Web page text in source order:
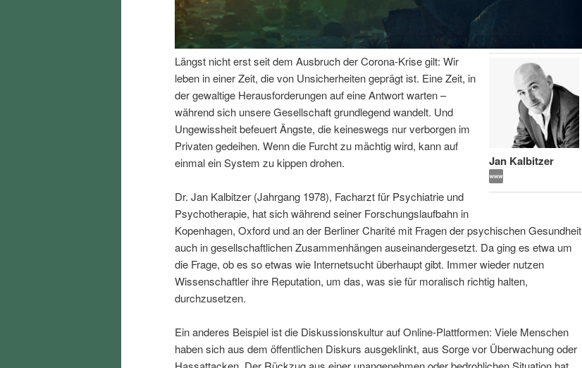
I
s
p
r
i
n
e
l
t
s
p
r
Jan Kalbitzer
Längst nicht erst seit dem Ausbruch der Corona-Krise gilt: Wir
leben in einer Zeit, die von Unsicherheiten geprägt ist. Eine Zeit, in
der gewaltige Herausforderungen auf eine Antwort warten –
während sich unsere Gesellschaft grundlegend wandelt. Und
Ungewissheit befeuert Ängste, die keineswegs nur verborgen im
Privaten gedeihen. Wenn die Furcht zu mächtig wird, kann auf
einmal ein System zu kippen drohen.
Dr. Jan Kalbitzer (Jahrgang 1978), Facharzt für Psychiatrie und
Psychotherapie, hat sich während seiner Forschungslaufbahn in
Kopenhagen, Oxford und an der Berliner Charité mit Fragen der psychischen Gesundheit
auch in gesellschaftlichen Zusammenhängen auseinandergesetzt. Da ging es etwa um
die Frage, ob es so etwas wie Internetsucht überhaupt gibt. Immer wieder nutzen
Wissenschaftler ihre Reputation, um das, was sie für moralisch richtig halten,
durchzusetzen.
Ein anderes Beispiel ist die Diskussionskultur auf Online-Plattformen: Viele Menschen
haben sich aus dem öffentlichen Diskurs ausgeklinkt, aus Sorge vor Überwachung oder